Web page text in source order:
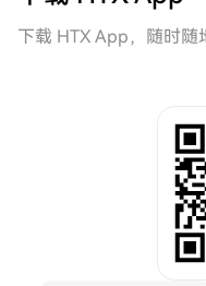
下载 HTX App，随时